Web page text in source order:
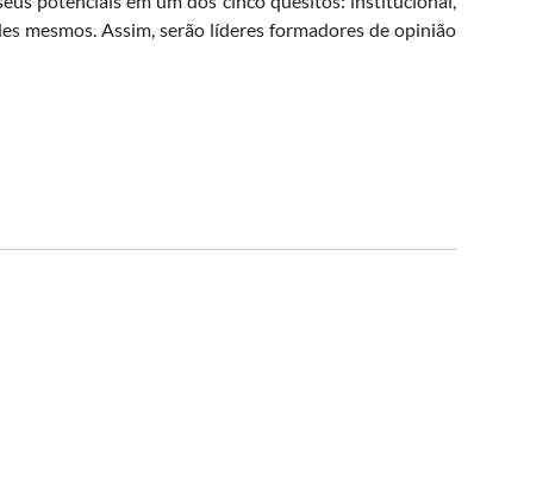
mesmos. Assim, serão líderes formadores de opinião